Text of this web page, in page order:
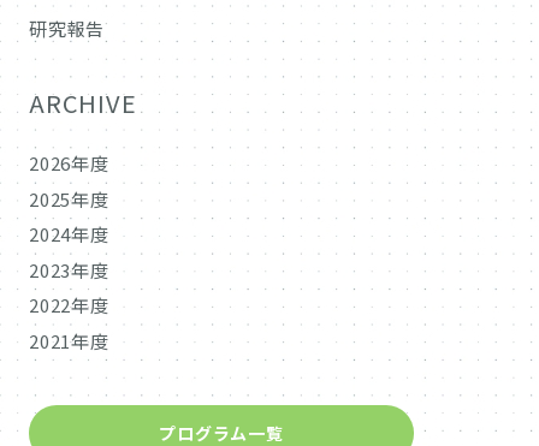
研究報告
ARCHIVE
2026年度
2025年度
2024年度
2023年度
2022年度
2021年度
プログラム一覧